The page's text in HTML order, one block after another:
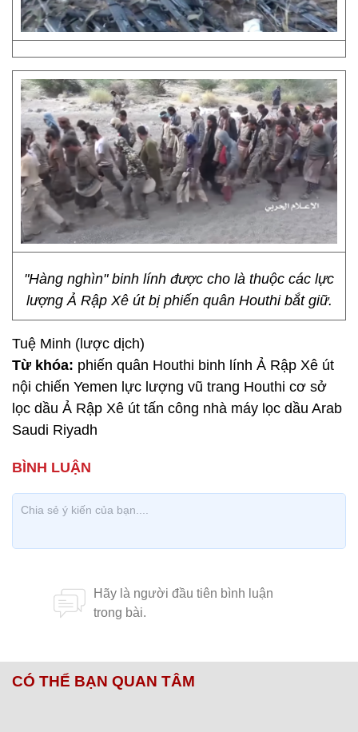
"Hàng nghìn" binh lính được cho là thuộc các lực
lượng Ả Rập Xê út bị phiến quân Houthi bắt giữ.
Tuệ Minh (lược dịch)
Từ khóa: phiến quân Houthi binh lính Ả Rập Xê út
nội chiến Yemen lực lượng vũ trang Houthi cơ sở
lọc dầu Ả Rập Xê út tấn công nhà máy lọc dầu Arab
Saudi Riyadh
CÓ THỂ BẠN QUAN TÂM